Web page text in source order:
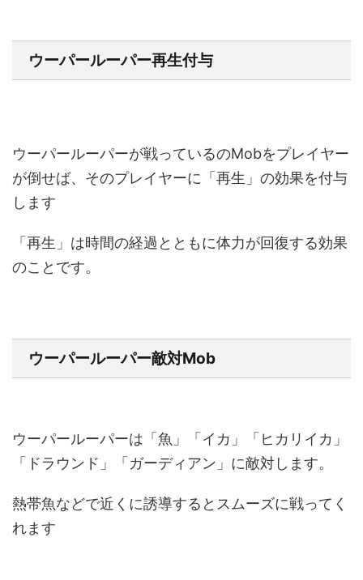
ウーパールーパー再生付与
ウーパールーパーが戦っているのMobをプレイヤー
が倒せば、そのプレイヤーに「再生」の効果を付与
します
「再生」は時間の経過とともに体力が回復する効果
のことです。
ウーパールーパー敵対Mob
ウーパールーパーは「魚」「イカ」「ヒカリイカ」
「ドラウンド」「ガーディアン」に敵対します。
熱帯魚などで近くに誘導するとスムーズに戦ってく
れます